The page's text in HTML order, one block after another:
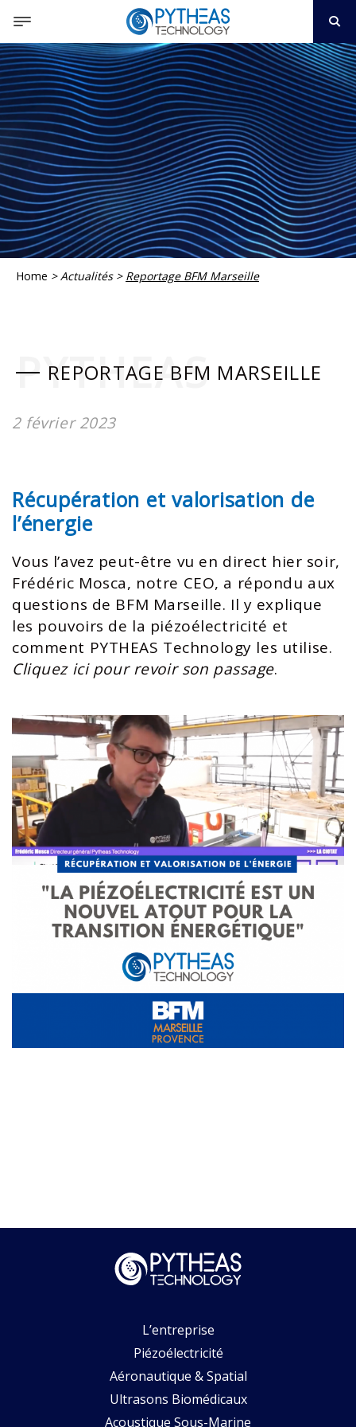
Home > Actualités > Reportage BFM Marseille
REPORTAGE BFM MARSEILLE
PYTHEAS
2 février 2023
Récupération et valorisation de
l’énergie
Vous l’avez peut-être vu en direct hier soir,
Frédéric Mosca, notre CEO, a répondu aux
questions de BFM Marseille. Il y explique
les pouvoirs de la piézoélectricité et
comment PYTHEAS Technology les utilise.
Cliquez ici pour revoir son passage.
L’entreprise
Piézoélectricité
Aéronautique & Spatial
Ultrasons Biomédicaux
Acoustique Sous-Marine